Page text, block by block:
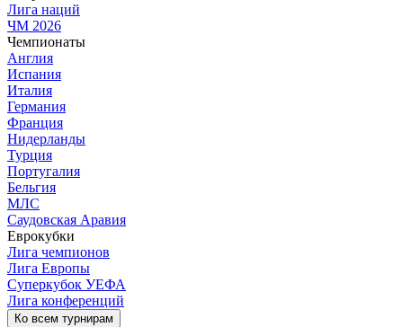
Лига наций
ЧМ 2026
Чемпионаты
Англия
Испания
Италия
Германия
Франция
Нидерланды
Турция
Португалия
Бельгия
МЛС
Саудовская Аравия
Еврокубки
Лига чемпионов
Лига Европы
Суперкубок УЕФА
Лига конференций
Ко всем турнирам